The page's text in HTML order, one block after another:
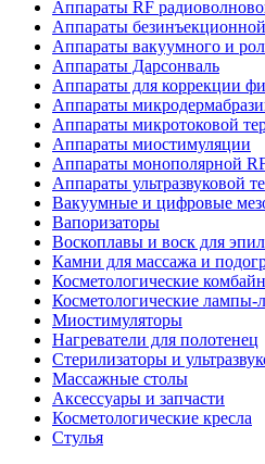
Аппараты RF
Аппараты
Аппараты вакуумного и
Аппараты Дарсонваль
Аппараты для коррекции
Аппараты
Аппараты микротоковой
Аппараты миостимуляции
Аппараты монополярной
Аппараты ультразвуковой
Вакуумные и цифровые
Вапоризаторы
Воскоплавы и воск для
Камни для массажа и
Косметологические
Косметологические лампы-
Миостимуляторы
Нагреватели для полотенец
Стерилизаторы и
Массажные столы
Аксессуары и запчасти
Косметологические кресла
Стулья